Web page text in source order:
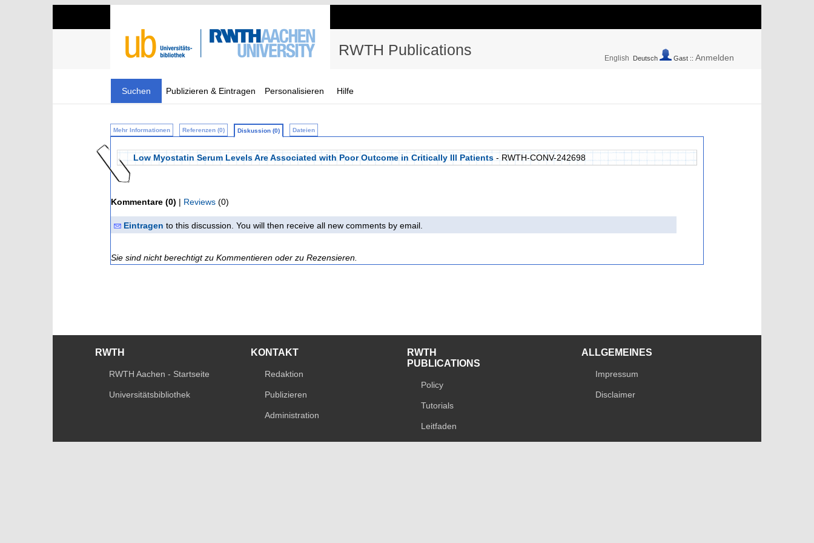
RWTH Publications English Deutsch Gast :: Anmelden
Suchen Publizieren & Eintragen Personalisieren Hilfe
Mehr Informationen Referenzen (0) Diskussion (0) Dateien
Low Myostatin Serum Levels Are Associated with Poor Outcome in Critically Ill Patients - RWTH-CONV-242698
Kommentare (0) | Reviews (0)
Eintragen to this discussion. You will then receive all new comments by email.
Sie sind nicht berechtigt zu Kommentieren oder zu Rezensieren.
RWTH
RWTH Aachen - Startseite
Universitätsbibliothek
KONTAKT
Redaktion
Publizieren
Administration
RWTH
PUBLICATIONS
Policy
Tutorials
Leitfaden
ALLGEMEINES
Impressum
Disclaimer